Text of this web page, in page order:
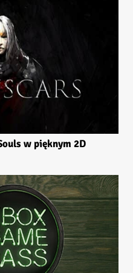
w pięknym 2D